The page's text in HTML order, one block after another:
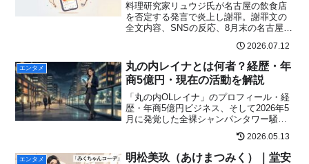
料理研究家リュウジ氏が名古屋の飲食店
を否定する発言で炎上し謝罪。謝罪文の
全文内容、SNSの反応、8月末の名古屋訪
2026.07.12
エンタメ
丸の内レイナとは何者？経歴・年
商5億円・現在の活動を解説
「丸の内OLレイナ」のプロフィール・経
歴・年商5億円ビジネス、そして2026年5
月に発覚した全裸シャンパンタワー騒動
と坂井秀人氏との関係まで、本人発言と
公式報道に基づき最新情報を完全整理。
事実ベースで読みたい方へ。
2026.05.13
エンタメ
明松美玖（あけまつみく）｜堂安